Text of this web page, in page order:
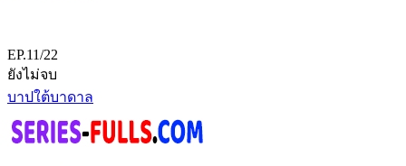
EP.11/22
ยังไม่จบ
บาปใต้บาดาล